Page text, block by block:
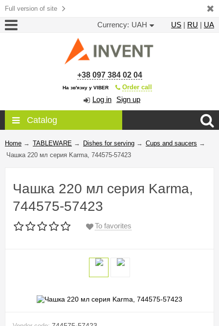
Full version of site
Currency: UAH US | RU | UA
+38 097 384 02 04
На зв'язку у VIBER Order call
Log in Sign up
Catalog
Home → TABLEWARE → Dishes for serving → Cups and saucers →
Чашка 220 мл серия Karma, 744575-57423
Чашка 220 мл серия Karma,
744575-57423
To favorites